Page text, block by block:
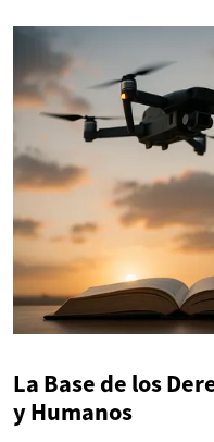
La Base de los
y Humanos